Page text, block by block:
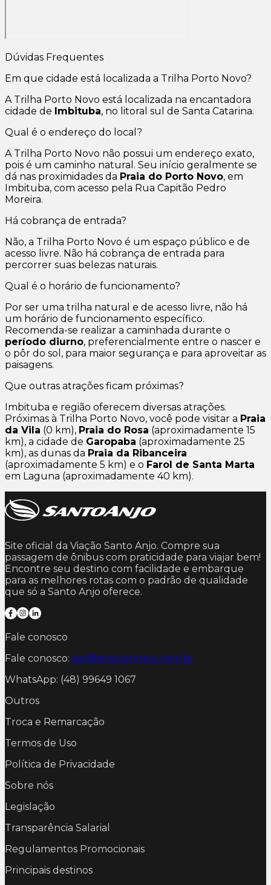
Dúvidas Frequentes
Em que cidade está localizada a Trilha Porto Novo?
A Trilha Porto Novo está localizada na encantadora
cidade de Imbituba, no litoral sul de Santa Catarina.
Qual é o endereço do local?
A Trilha Porto Novo não possui um endereço exato,
pois é um caminho natural. Seu início geralmente se
dá nas proximidades da Praia do Porto Novo, em
Imbituba, com acesso pela Rua Capitão Pedro
Moreira.
Há cobrança de entrada?
Não, a Trilha Porto Novo é um espaço público e de
acesso livre. Não há cobrança de entrada para
percorrer suas belezas naturais.
Qual é o horário de funcionamento?
Por ser uma trilha natural e de acesso livre, não há
um horário de funcionamento específico.
Recomenda-se realizar a caminhada durante o
período diurno, preferencialmente entre o nascer e
o pôr do sol, para maior segurança e para aproveitar as
paisagens.
Que outras atrações ficam próximas?
Imbituba e região oferecem diversas atrações.
Próximas à Trilha Porto Novo, você pode visitar a Praia
da Vila (0 km), Praia do Rosa (aproximadamente 15
km), a cidade de Garopaba (aproximadamente 25
km), as dunas da Praia da Ribanceira
(aproximadamente 5 km) e o Farol de Santa Marta
em Laguna (aproximadamente 40 km).
Site oficial da Viação Santo Anjo. Compre sua
passagem de ônibus com praticidade para viajar bem!
Encontre seu destino com facilidade e embarque
para as melhores rotas com o padrão de qualidade
que só a Santo Anjo oferece.
Fale conosco
Fale conosco: sac@anjoconnect.com.br
WhatsApp: (48) 99649 1067
Outros
Troca e Remarcação
Termos de Uso
Política de Privacidade
Sobre nós
Legislação
Transparência Salarial
Regulamentos Promocionais
Principais destinos